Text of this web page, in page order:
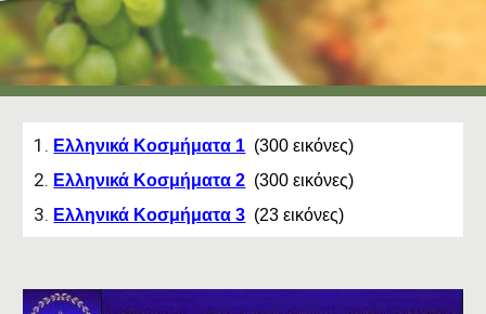
Ελληνικά Κοσμήματα 1 (300 εικόνες)
Ελληνικά Κοσμήματα 2 (300 εικόνες)
Ελληνικά Κοσμήματα 3 (23 εικόνες)